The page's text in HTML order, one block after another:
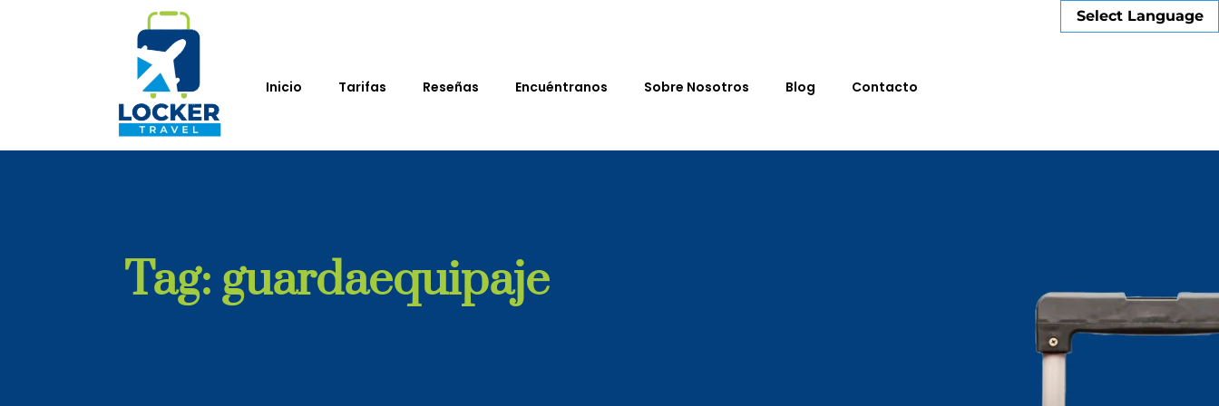
Inicio Tarifas Reseñas Encuéntranos Sobre Nosotros Blog Contacto
Tag: guardaequipaje
Select Language